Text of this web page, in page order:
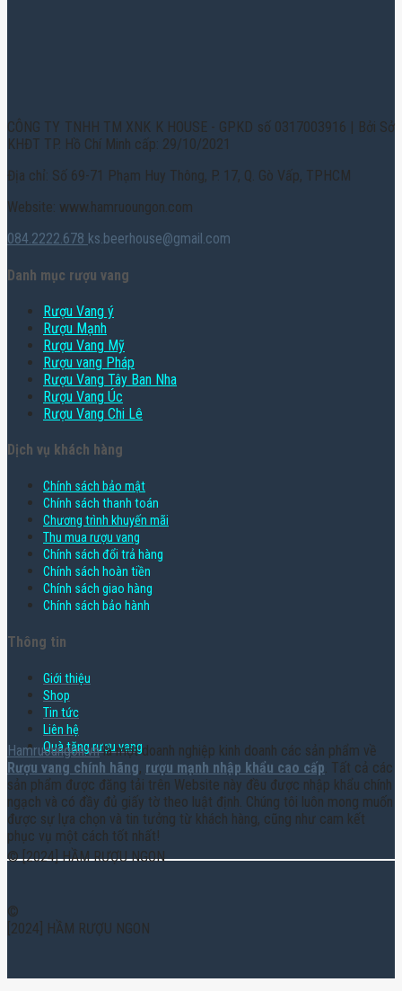
CÔNG TY TNHH TM XNK K HOUSE - GPKD số 0317003916 | Bởi Sở
KHĐT TP. Hồ Chí Minh cấp: 29/10/2021
Địa chỉ: Số 69-71 Phạm Huy Thông, P. 17, Q. Gò Vấp, TPHCM
Website: www.hamruoungon.com
084.2222.678 ks.beerhouse@gmail.com
Danh mục rượu vang
Rượu Vang ý
Rượu Mạnh
Rượu Vang Mỹ
Rượu vang Pháp
Rượu Vang Tây Ban Nha
Rượu Vang Úc
Rượu Vang Chi Lê
Dịch vụ khách hàng
Chính sách bảo mật
Chính sách thanh toán
Chương trình khuyến mãi
Thu mua rượu vang
Chính sách đổi trả hàng
Chính sách hoàn tiền
Chính sách giao hàng
Chính sách bảo hành
Thông tin
Giới thiệu
Shop
Tin tức
Liên hệ
Quà tặng rượu vang
Hamruoungon.vnlà một doanh nghiệp kinh doanh các sản phẩm về
Rượu vang chính hãng, rượu mạnh nhập khẩu cao cấp. Tất cả các
sản phẩm được đăng tải trên Website này đều được nhập khẩu chính
ngạch và có đầy đủ giấy tờ theo luật định. Chúng tôi luôn mong muốn
được sự lựa chọn và tin tưởng từ khách hàng, cũng như cam kết
phục vụ một cách tốt nhất!
© [2024] HẦM RƯỢU NGON
©
[2024] HẦM RƯỢU NGON